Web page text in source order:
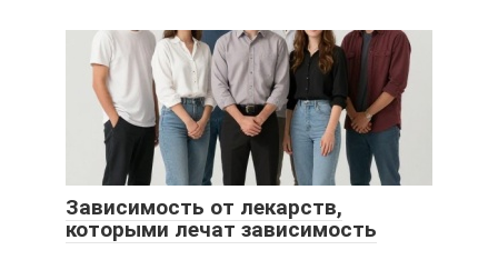
Зависимость от лекарств,
которыми лечат зависимость